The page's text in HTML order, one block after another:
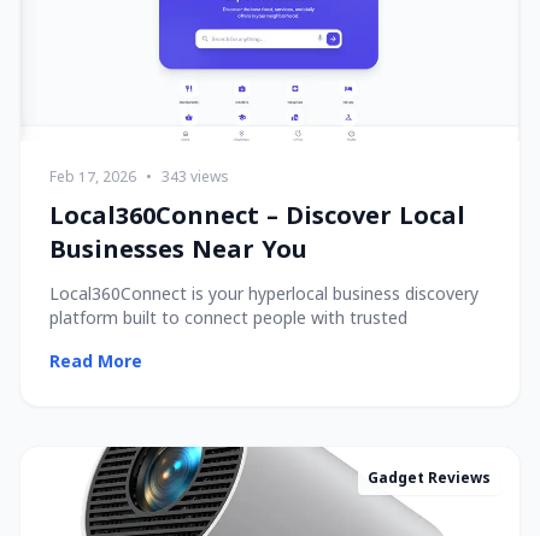
Feb 17, 2026 • 343 views
Local360Connect – Discover Local
Businesses Near You
Local360Connect is your hyperlocal business discovery
platform built to connect people with trusted
Read More
Gadget Reviews